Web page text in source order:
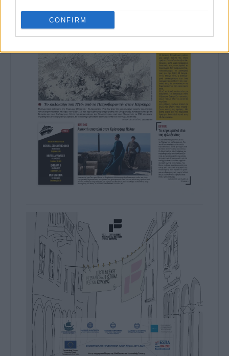
CONFIRM